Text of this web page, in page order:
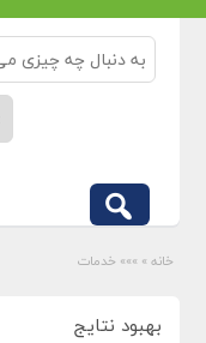
خانه » »»» خدمات
بهبود نتایج